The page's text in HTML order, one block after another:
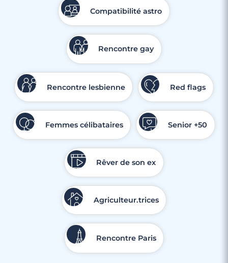
Compatibilité astro
Rencontre gay
Rencontre lesbienne Red flags
Femmes célibataires Senior +50
Rêver de son ex
Agriculteur.trices
Rencontre Paris